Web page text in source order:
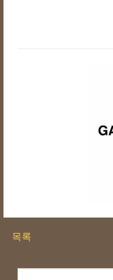
목록